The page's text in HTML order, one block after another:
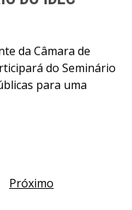
da Câmara de
do Seminário
para uma
Próximo